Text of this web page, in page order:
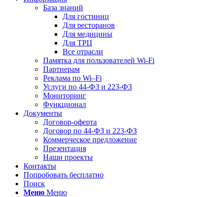
База знаний
Для гостиниц
Для ресторанов
Для медицины
Для ТРЦ
Все отрасли
Памятка для пользователей Wi-Fi
Партнерам
Реклама по Wi–Fi
Услуги по 44-ФЗ и 223-ФЗ
Мониторинг
Функционал
Документы
Договор-оферта
Договор по 44-ФЗ и 223-ФЗ
Коммерческое предложение
Презентация
Наши проекты
Контакты
Попробовать бесплатно
Поиск
Меню Меню